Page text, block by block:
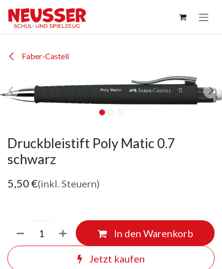
Faber-Castell
Druckbleistift Poly Matic 0.7
schwarz
5,50€(inkl. Steuern)
In den Warenkorb
Jetzt kaufen